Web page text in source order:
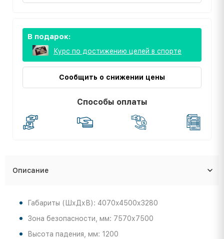
В подарок:
Курс по достижению целей в спорте
Сообщить о снижении цены
Способы оплаты
Описание
Габариты (ШхДхВ): 4070x4500x3280
Зона безопасности, мм: 7570х7500
Высота падения, мм: 1200